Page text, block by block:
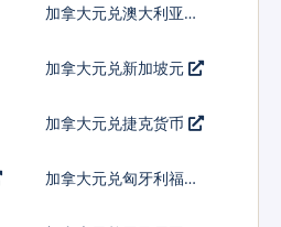
加拿大元兑澳大利亚元
加拿大元兑新加坡元
加拿大元兑捷克货币
加拿大元兑匈牙利福林